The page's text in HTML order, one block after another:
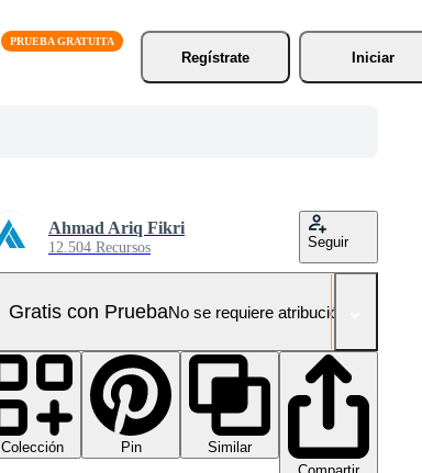
Regístrate
Iniciar
Ahmad Ariq Fikri
12.504 Recursos Seguir
Gratis con PruebaNo se requiere atribución!
Colección Pin
Similar